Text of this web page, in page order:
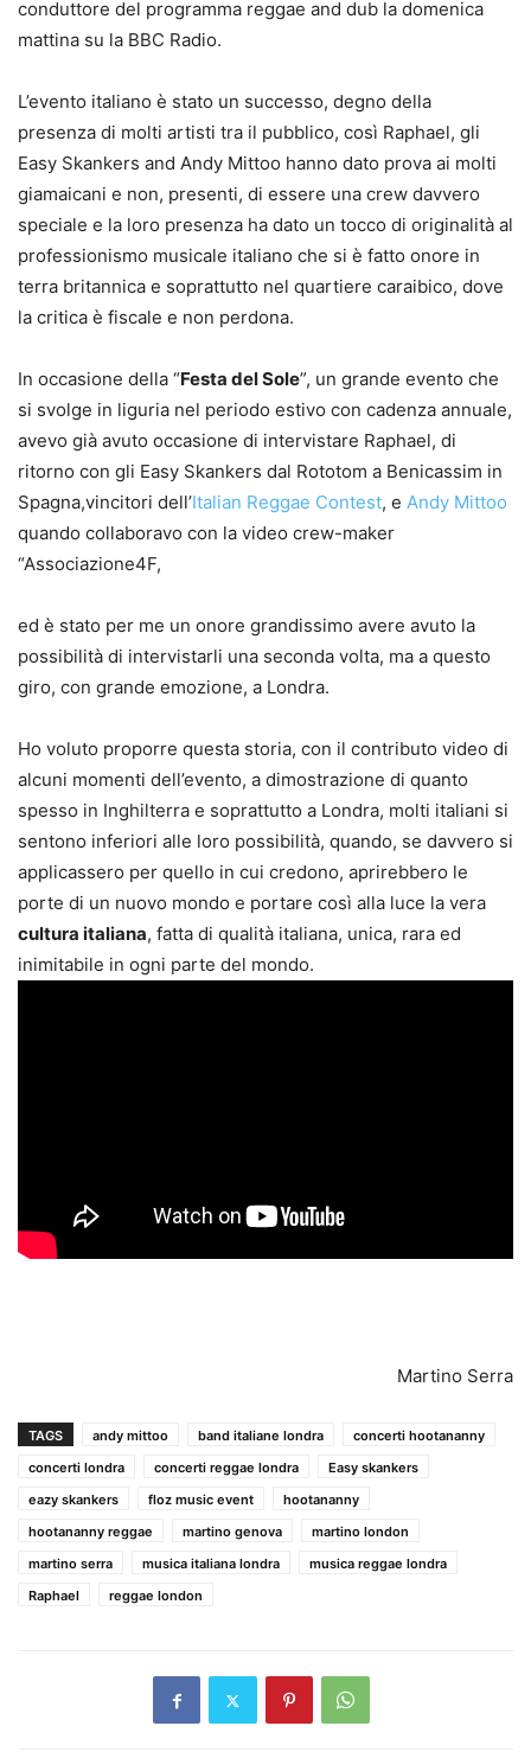
conduttore del programma reggae and dub la domenica
mattina su la BBC Radio.
L’evento italiano è stato un successo, degno della
presenza di molti artisti tra il pubblico, così Raphael, gli
Easy Skankers and Andy Mittoo hanno dato prova ai molti
giamaicani e non, presenti, di essere una crew davvero
speciale e la loro presenza ha dato un tocco di originalità al
professionismo musicale italiano che si è fatto onore in
terra britannica e soprattutto nel quartiere caraibico, dove
la critica è fiscale e non perdona.
In occasione della “Festa del Sole”, un grande evento che
si svolge in liguria nel periodo estivo con cadenza annuale,
avevo già avuto occasione di intervistare Raphael, di
ritorno con gli Easy Skankers dal Rototom a Benicassim in
Spagna,vincitori dell’Italian Reggae Contest, e Andy Mittoo
quando collaboravo con la video crew-maker
“Associazione4F,
ed è stato per me un onore grandissimo avere avuto la
possibilità di intervistarli una seconda volta, ma a questo
giro, con grande emozione, a Londra.
Ho voluto proporre questa storia, con il contributo video di
alcuni momenti dell’evento, a dimostrazione di quanto
spesso in Inghilterra e soprattutto a Londra, molti italiani si
sentono inferiori alle loro possibilità, quando, se davvero si
applicassero per quello in cui credono, aprirebbero le
porte di un nuovo mondo e portare così alla luce la vera
cultura italiana, fatta di qualità italiana, unica, rara ed
inimitabile in ogni parte del mondo.
Martino Serra
TAGS andy mittoo band italiane londra
concerti hootananny
concerti londra
concerti reggae londra
Easy skankers
eazy skankers
floz music event
hootananny
hootananny reggae
martino genova
martino london
martino serra
musica italiana londra
musica reggae londra
Raphael
reggae london